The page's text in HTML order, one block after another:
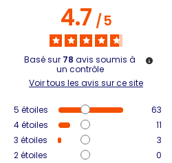
4.7/5
Basé sur 78 avis soumis à
un contrôle
Voir tous les avis sur ce site
5 étoiles
63
4étoiles
11
3 étoiles
3
2étoiles
0